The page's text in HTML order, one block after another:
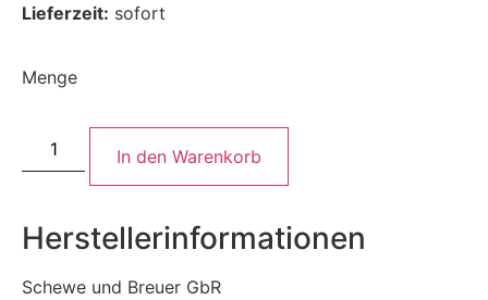
Lieferzeit: sofort
Menge
In den Warenkorb
Herstellerinformationen
Schewe und Breuer GbR